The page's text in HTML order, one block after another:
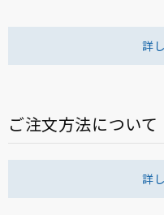
詳
ご注文方法について
詳